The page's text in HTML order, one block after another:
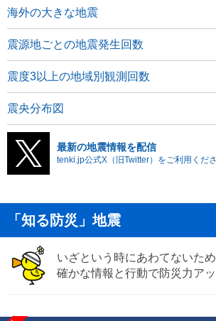
海外の大きな地震
震源地ごとの地震発生回数
震度3以上の地域別観測回数
震央分布図
最新の地震情報を配信
tenki.jp公式X（旧Twitter）をご利用くださ
「知る防災」地震
いざという時にあわてないた
確かな情報と行動で防災力ア